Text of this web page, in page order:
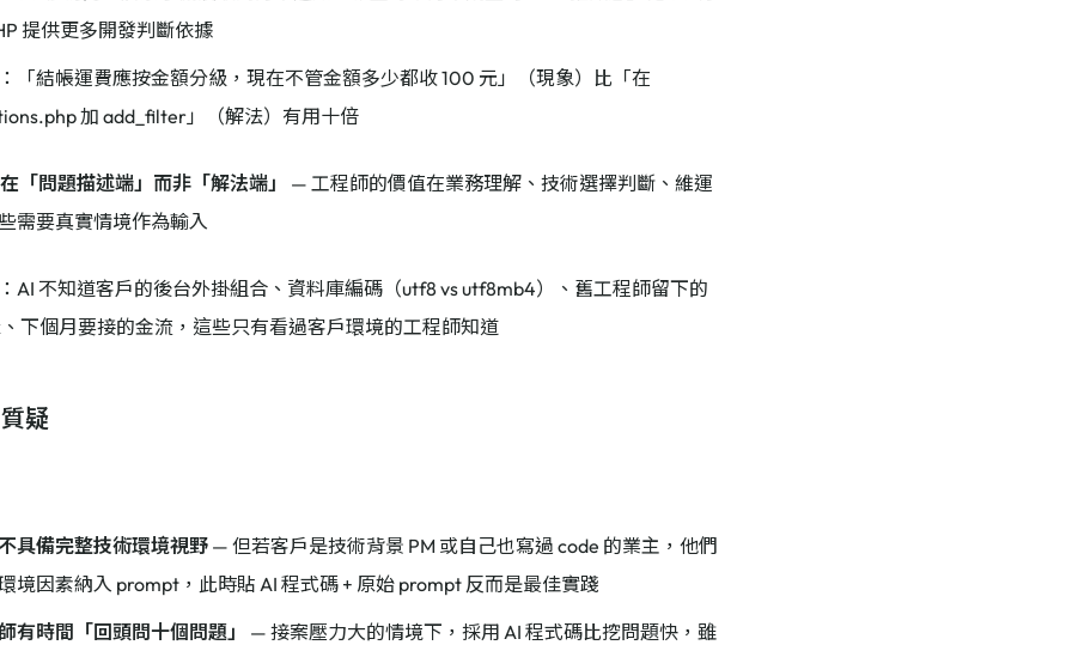
提供更多開發判斷依據
「結帳運費應按金額分級，現在不管金額多少都收 100 元」（現象）比「在
加 add_filter」（解法）有用十倍
「問題描述端」而非「解法端」
— 工程師的價值在業務理解、技術選擇判斷、維運
需要真實情境作為輸入
AI 不知道客戶的後台外掛組合、資料庫編碼（utf8 vs utf8mb4）、舊工程師留下的
下個月要接的金流，這些只有看過客戶環境的工程師知道
疑
具備完整技術環境視野 — 但若客戶是技術背景 PM 或自己也寫過 code 的業主，他們
境因素納入 prompt，此時貼 AI 程式碼 + 原始 prompt 反而是最佳實踐
有時間「回頭問十個問題」
— 接案壓力大的情境下，採用 AI 程式碼比挖問題快，雖